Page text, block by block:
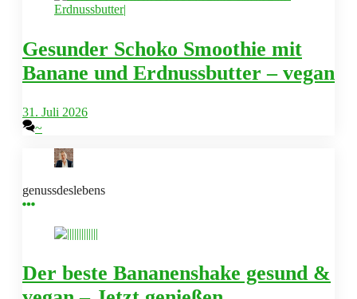
Gesunder Schoko Smoothie mit
Banane und Erdnussbutter – vegan
31. Juli 2026
~
genussdeslebens
Der beste Bananenshake gesund &